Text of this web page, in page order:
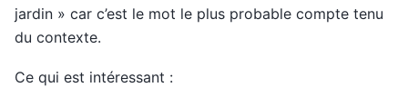
jardin » car c’est le mot le plus probable compte tenu
du contexte.
Ce qui est intéressant :